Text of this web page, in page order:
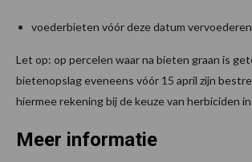
voederbieten vóór deze datum
Let op: op percelen waar na bieten graan is
bietenopslag eveneens vóór 15 april zijn
hiermee rekening bij de keuze van herbiciden
Meer informatie